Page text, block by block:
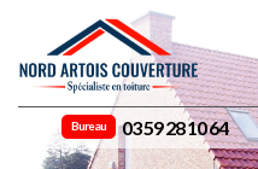
Bureau 03 59 28 10 64